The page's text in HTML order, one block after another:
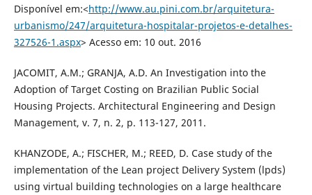
Disponível em:<http://www.au.pini.com.br/arquitetura-
urbanismo/247/arquitetura-hospitalar-projetos-e-detalhes-
327526-1.aspx> Acesso em: 10 out. 2016
JACOMIT, A.M.; GRANJA, A.D. An Investigation into the
Adoption of Target Costing on Brazilian Public Social
Housing Projects. Architectural Engineering and Design
Management, v. 7, n. 2, p. 113-127, 2011.
KHANZODE, A.; FISCHER, M.; REED, D. Case study of the
implementation of the Lean project Delivery System (lpds)
using virtual building technologies on a large healthcare